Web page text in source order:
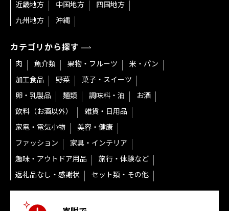
近畿地方
中国地方
四国地方
九州地方
沖縄
カテゴリから探す
肉 魚介類 果物・フルーツ
米・パン
加工食品
野菜
菓子・スイーツ
卵・乳製品
麺類 調味料・油
お酒
飲料（お酒以外）
雑貨・日用品
家電・電気小物
美容・健康
ファッション
家具・インテリア
趣味・アウトドア用品
旅行・体験など
返礼品なし・感謝状
セット類・その他